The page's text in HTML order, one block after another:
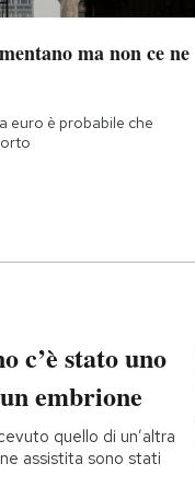
ma non ce ne
euro è probabile che
c’è stato uno
embrione
quello di un’altra
assistita sono stati